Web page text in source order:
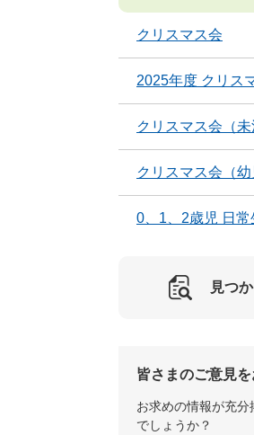
クリスマス会
2025年度 クリス
クリスマス会（未
クリスマス会（幼
0、1、2歳児 日常
見つ
皆さまのご意見
お求めの情報が充分
でしょうか？